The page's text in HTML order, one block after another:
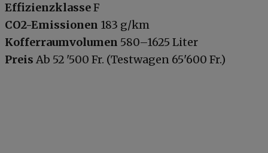
EffizienzklasseF
CO2-Emissionen 183 g/km
Kofferraumvolumen 580–1625 Liter
Preis Ab 52 '500 Fr. (Testwagen 65'600 Fr.)